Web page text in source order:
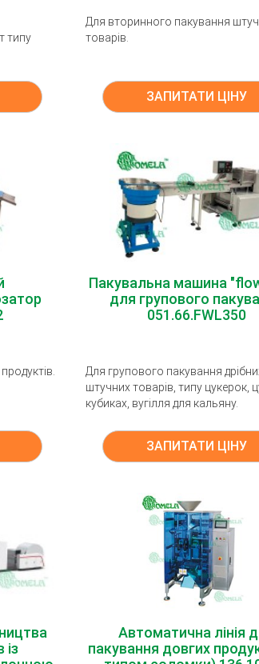
типу
Для вторинного пакування
товарів.
ЗАПИТАТИ ЦІНУ
Пакувальна машина
для групового
051.66.FWL350
Для групового пакування
штучних товарів, типу цукерок,
кубиках, вугілля для кальяну.
ЗАПИТАТИ ЦІНУ
із
Автоматична лінія
пакування довгих